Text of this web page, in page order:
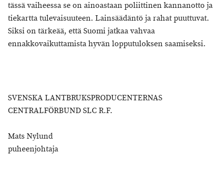
tässä vaiheessa se on ainoastaan poliittinen kannanotto ja
tiekartta tulevaisuuteen. Lainsäädäntö ja rahat puuttuvat.
Siksi on tärkeää, että Suomi jatkaa vahvaa
ennakkovaikuttamista hyvän lopputuloksen saamiseksi.
SVENSKA LANTBRUKSPRODUCENTERNAS
CENTRALFÖRBUND SLC R.F.
Mats Nylund
puheenjohtaja